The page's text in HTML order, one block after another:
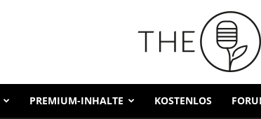
PREMIUM-INHALTE KOSTENLOS